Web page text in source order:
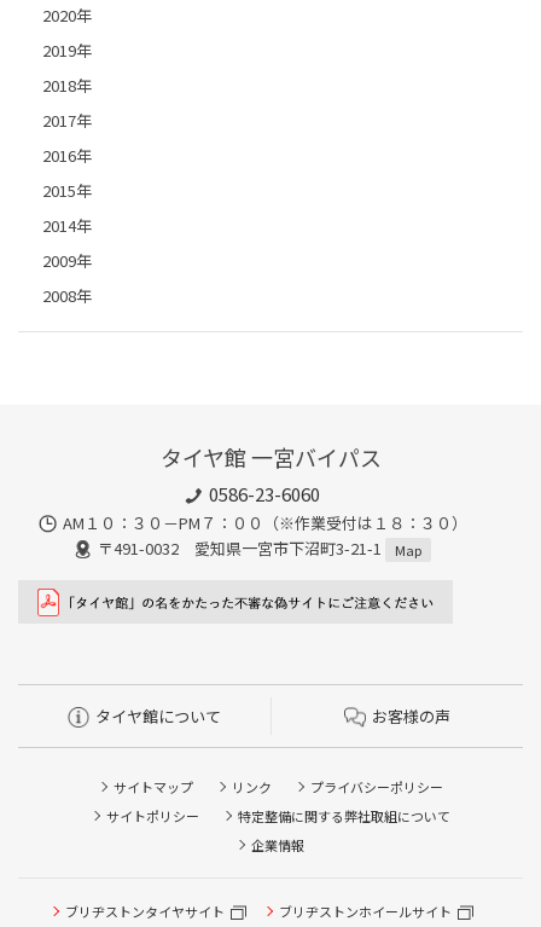
2020年
2019年
2018年
2017年
2016年
2015年
2014年
2009年
2008年
タイヤ館 一宮バイパス
0586-23-6060
AM１０：３０－PM７：００（※作業受付は１８：３０）
〒491-0032 愛知県一宮市下沼町3-21-1
Map
タイヤ館について お客様の声
サイトマップ リンク
プライバシーポリシー
サイトポリシー
特定整備に関する弊社取組について
企業情報
ブリヂストンタイヤサイト ブリヂストンホイールサイト
タイヤ点検・安全点検/タイヤ履き替え/オイル交換/その他